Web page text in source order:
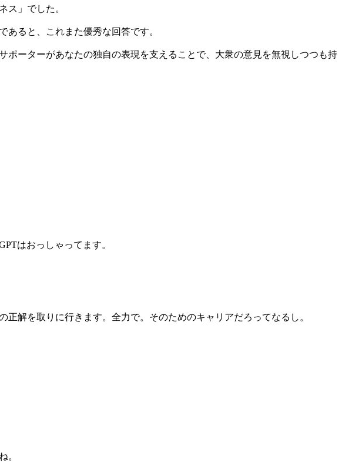
ス」でした。
ると、これまた優秀な回答です。
ポーターがあなたの独自の表現を支えることで、大衆の意見を無視しつつも持
はおっしゃってます。
解を取りに行きます。全力で。そのためのキャリアだろってなるし。
。